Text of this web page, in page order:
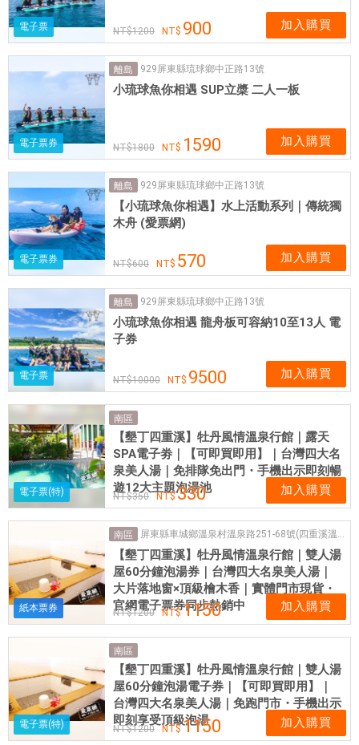
電子票 1200 900 加入購買
電子票券
離島 929屏東縣琉球鄉中正路13號
小琉球魚你相遇 SUP立槳 二人一板
1800 1590 加入購買
電子票券
離島 929屏東縣琉球鄉中正路13號
【小琉球魚你相遇】水上活動系列｜傳統獨
木舟 (愛票網)
600 570 加入購買
電子票
離島 929屏東縣琉球鄉中正路13號
小琉球魚你相遇 龍舟板可容納10至13人 電
子券
10000 9500 加入購買
電子票(特)
南區
【墾丁四重溪】牡丹風情溫泉行館｜露天
SPA電子劵｜【可即買即用】｜台灣四大名
泉美人湯｜免排隊免出門・手機出示即刻暢
遊12大主題泡湯池
350 330 加入購買
紙本票券
南區 屏東縣車城鄉溫泉村溫泉路251-68號(四重溪溫泉)
【墾丁四重溪】牡丹風情溫泉行館｜雙人湯
屋60分鐘泡湯券｜台灣四大名泉美人湯｜
大片落地窗×頂級檜木香｜實體門市現貨・
官網電子票券同步熱銷中
1200 1150 加入購買
電子票(特)
南區
【墾丁四重溪】牡丹風情溫泉行館｜雙人湯
屋60分鐘泡湯電子券｜【可即買即用】｜
台灣四大名泉美人湯｜免跑門市・手機出示
即刻享受頂級泡湯
1200 1150 加入購買